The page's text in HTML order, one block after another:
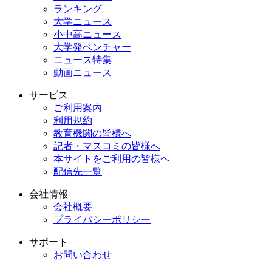
ランキング
大学ニュース
小中高ニュース
大学発ベンチャー
ニュース特集
動画ニュース
サービス
ご利用案内
利用規約
教育機関の皆様へ
記者・マスコミの皆様へ
本サイトをご利用の皆様へ
配信先一覧
会社情報
会社概要
プライバシーポリシー
サポート
お問い合わせ